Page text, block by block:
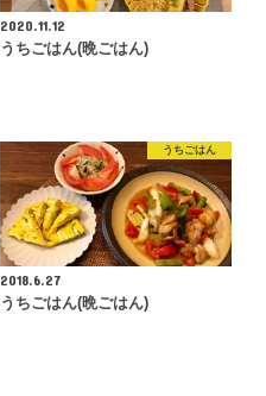
2020.11.12
うちごはん(晩ごはん)
うちごはん
2018.6.27
うちごはん(晩ごはん)